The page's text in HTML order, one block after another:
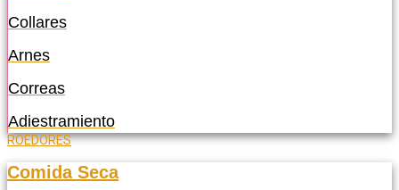
Collares
Arnes
Correas
Adiestramiento
ROEDORES
Comida Seca